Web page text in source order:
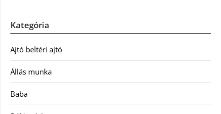
Kategória
Ajtó beltéri ajtó
Állás munka
Baba